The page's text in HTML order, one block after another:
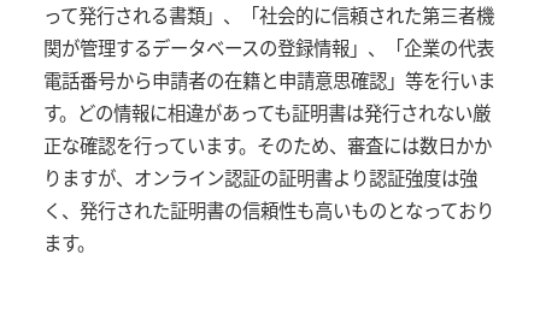
って発行される書類」、「社会的に信頼された第三者機
関が管理するデータベースの登録情報」、「企業の代表
電話番号から申請者の在籍と申請意思確認」等を行いま
す。どの情報に相違があっても証明書は発行されない厳
正な確認を行っています。そのため、審査には数日かか
りますが、オンライン認証の証明書より認証強度は強
く、発行された証明書の信頼性も高いものとなっており
ます。